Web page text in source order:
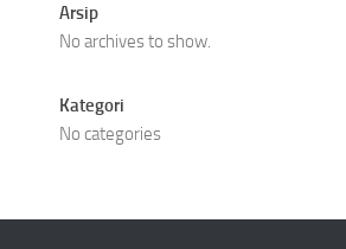
Arsip
No archives to show.
Kategori
No categories